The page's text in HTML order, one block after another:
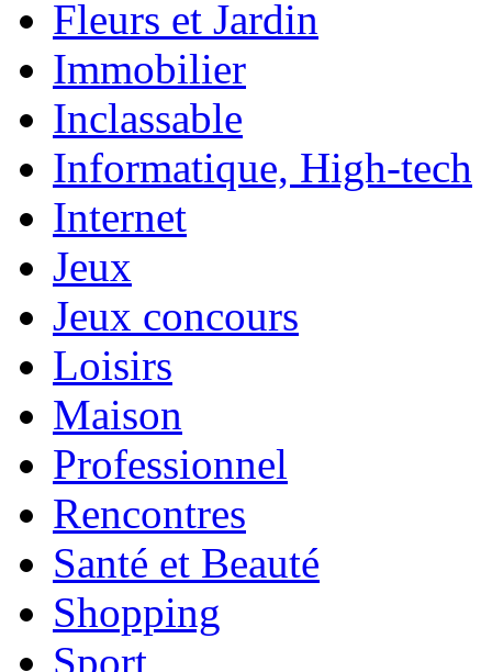
Fleurs et Jardin
Immobilier
Inclassable
Informatique, High-tech
Internet
Jeux
Jeux concours
Loisirs
Maison
Professionnel
Rencontres
Santé et Beauté
Shopping
Sport